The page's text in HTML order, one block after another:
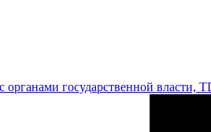
органами государственной власти,